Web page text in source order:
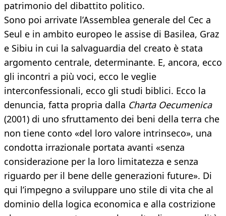
patrimonio del dibattito politico.
Sono poi arrivate l’Assemblea generale del Cec a
Seul e in ambito europeo le assise di Basilea, Graz
e Sibiu in cui la salvaguardia del creato è stata
argomento centrale, determinante. E, ancora, ecco
gli incontri a più voci, ecco le veglie
interconfessionali, ecco gli studi biblici. Ecco la
denuncia, fatta propria dalla Charta Oecumenica
(2001) di uno sfruttamento dei beni della terra che
non tiene conto «del loro valore intrinseco», una
condotta irrazionale portata avanti «senza
considerazione per la loro limitatezza e senza
riguardo per il bene delle generazioni future». Di
qui l’impegno a sviluppare uno stile di vita che al
dominio della logica economica e alla costrizione